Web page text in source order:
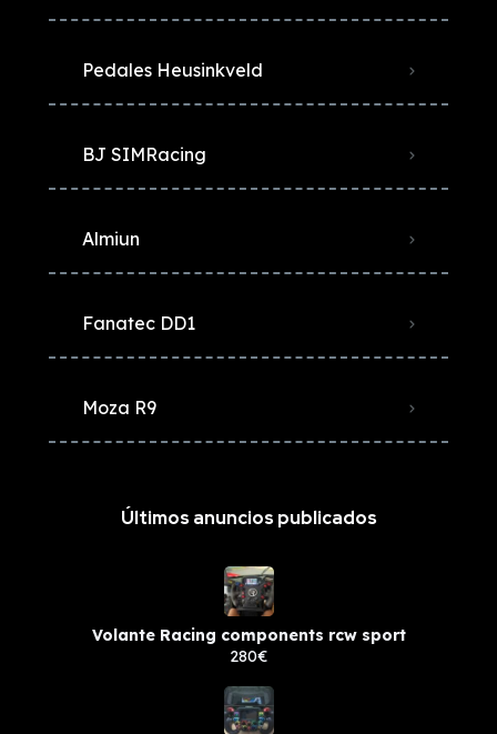
Pedales Heusinkveld
BJ SIMRacing
Almiun
Fanatec DD1
Moza R9
Últimos anuncios publicados
Volante Racing components rcw sport
280€